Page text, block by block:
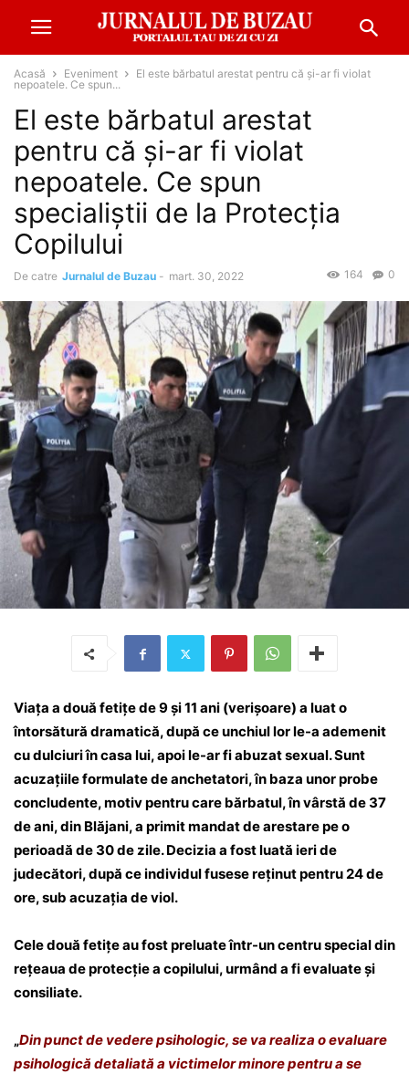
Acasă Eveniment
El este bărbatul arestat pentru că și-ar fi violat
nepoatele. Ce spun...
El este bărbatul arestat
pentru că și-ar fi violat
nepoatele. Ce spun
specialiștii de la Protecția
Copilului
De catre Jurnalul de Buzau - mart. 30, 2022 0
164
Viața a două fetițe de 9 și 11 ani (verișoare) a luat o
întorsătură dramatică, după ce unchiul lor le-a ademenit
cu dulciuri în casa lui, apoi le-ar fi abuzat sexual. Sunt
acuzațiile formulate de anchetatori, în baza unor probe
concludente, motiv pentru care bărbatul, în vârstă de 37
de ani, din Blăjani, a primit mandat de arestare pe o
perioadă de 30 de zile. Decizia a fost luată ieri de
judecători, după ce individul fusese reținut pentru 24 de
ore, sub acuzația de viol.
Cele două fetițe au fost preluate într-un centru special din
rețeaua de protecție a copilului, urmând a fi evaluate și
consiliate.
„Din punct de vedere psihologic, se va realiza o evaluare
psihologică detaliată a victimelor minore pentru a se